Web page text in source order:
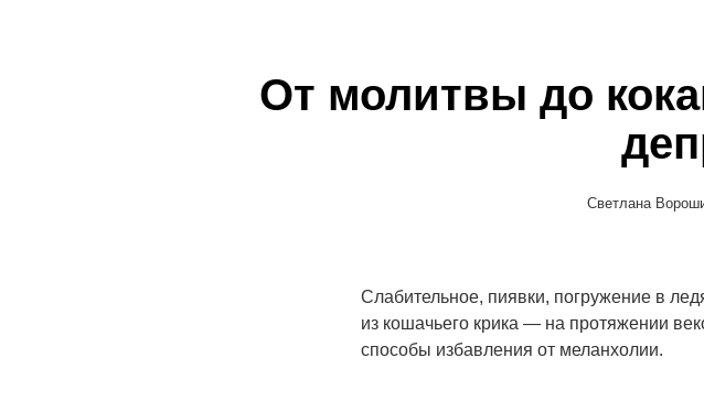
От молитвы до
Светлана
Слабительное, пиявки, погружение в
из кошачьего крика — на протяжении
способы избавления от меланхолии.